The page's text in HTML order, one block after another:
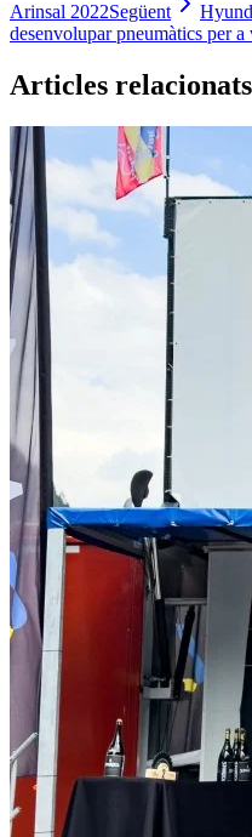
Arinsal 2022Següent
desenvolupar pneumàtics per a
Articles relacionats